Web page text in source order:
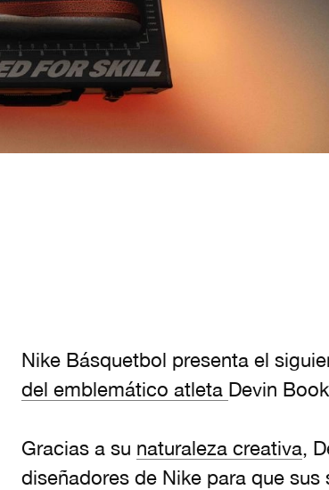
Nike Básquetbol presenta el
del emblemático atleta Devin
Gracias a su naturaleza creativa,
diseñadores de Nike para que